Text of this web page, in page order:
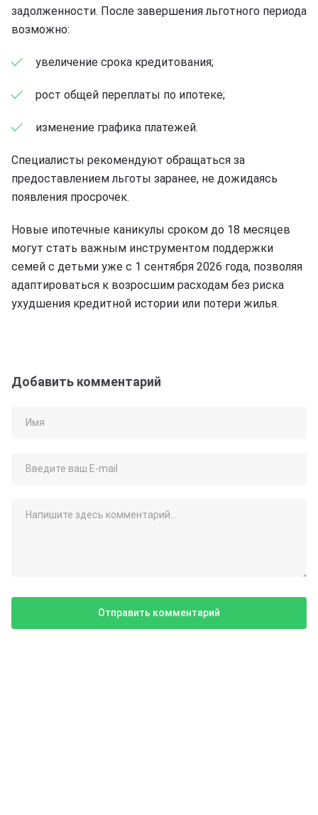
задолженности. После завершения льготного периода
возможно:
увеличение срока кредитования;
рост общей переплаты по ипотеке;
изменение графика платежей.
Специалисты рекомендуют обращаться за
предоставлением льготы заранее, не дожидаясь
появления просрочек.
Новые ипотечные каникулы сроком до 18 месяцев
могут стать важным инструментом поддержки
семей с детьми уже с 1 сентября 2026 года, позволяя
адаптироваться к возросшим расходам без риска
ухудшения кредитной истории или потери жилья.
Добавить комментарий